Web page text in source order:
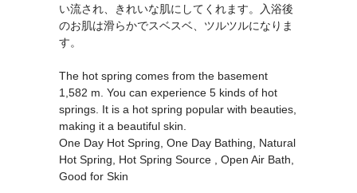
い流され、きれいな肌にしてくれます。入浴後
のお肌は滑らかでスベスベ、ツルツルになりま
す。
The hot spring comes from the basement
1,582 m. You can experience 5 kinds of hot
springs. It is a hot spring popular with beauties,
making it a beautiful skin.
One Day Hot Spring, One Day Bathing, Natural
Hot Spring, Hot Spring Source , Open Air Bath,
Good for Skin